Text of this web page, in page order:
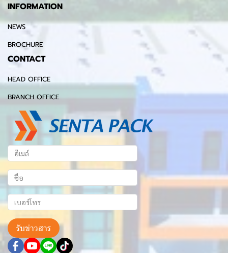
INFORMATION
NEWS
BROCHURE
CONTACT
HEAD OFFICE
BRANCH OFFICE
รับข่าวสาร